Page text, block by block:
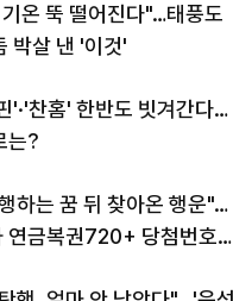
온 뚝 떨어진다"…태풍도
박살 낸 '이것'
'·'찬홈' 한반도 빗겨간다…
는?
하는 꿈 뒤 찾아온 행운"…
연금복권720+ 당첨번호조